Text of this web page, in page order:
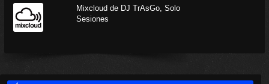
Mixcloud de DJ TrAsGo, Solo
Sesiones